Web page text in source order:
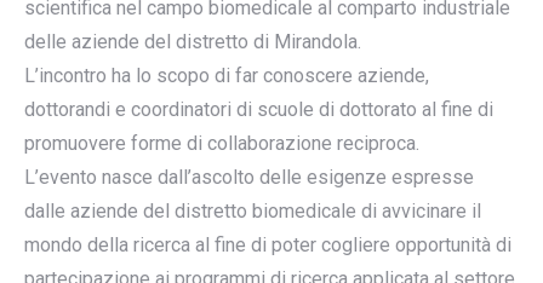
scientifica nel campo biomedicale al comparto industriale
delle aziende del distretto di Mirandola.
L’incontro ha lo scopo di far conoscere aziende,
dottorandi e coordinatori di scuole di dottorato al fine di
promuovere forme di collaborazione reciproca.
L’evento nasce dall’ascolto delle esigenze espresse
dalle aziende del distretto biomedicale di avvicinare il
mondo della ricerca al fine di poter cogliere opportunità di